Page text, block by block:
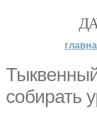
собирать